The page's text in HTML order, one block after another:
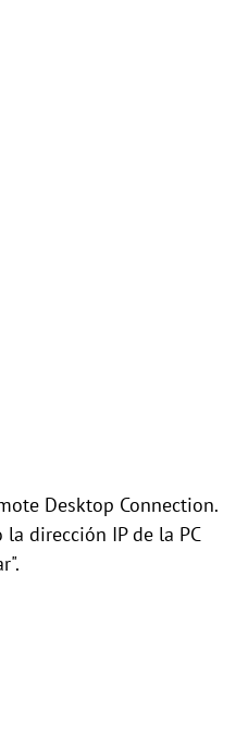
Desktop Connection.
dirección IP de la PC